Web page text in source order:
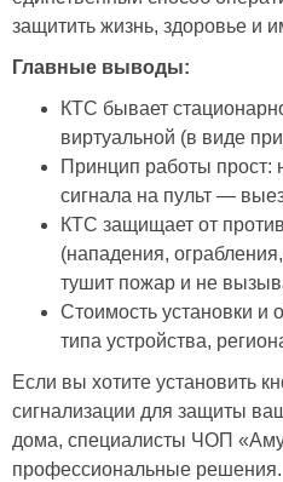
защитить жизнь, здоровье и
Главные выводы:
КТС бывает
виртуальной (в виде
Принцип работы
сигнала на пульт —
КТС защищает от
(нападения,
тушит пожар и не
Стоимость установки и
типа устройства,
Если вы хотите установить
сигнализации для защиты
дома, специалисты ЧОП
профессиональные решения.